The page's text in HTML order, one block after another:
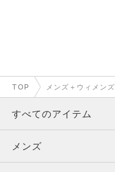
TOP メンズ＋ウィメンズ
すべてのアイテム
メンズ
メンズ